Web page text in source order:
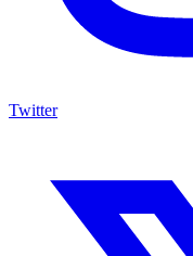
Twitter